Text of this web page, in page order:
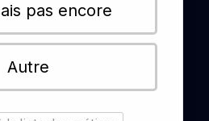
pas encore
Autre